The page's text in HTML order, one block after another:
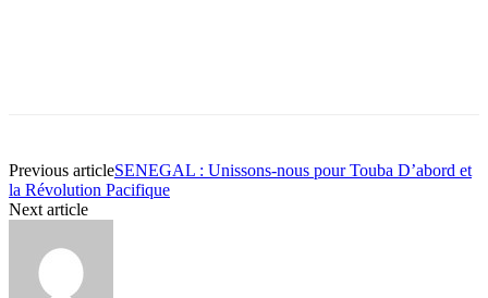
Previous articleSENEGAL : Unissons-nous pour Touba D’abord et
la Révolution Pacifique
Next article